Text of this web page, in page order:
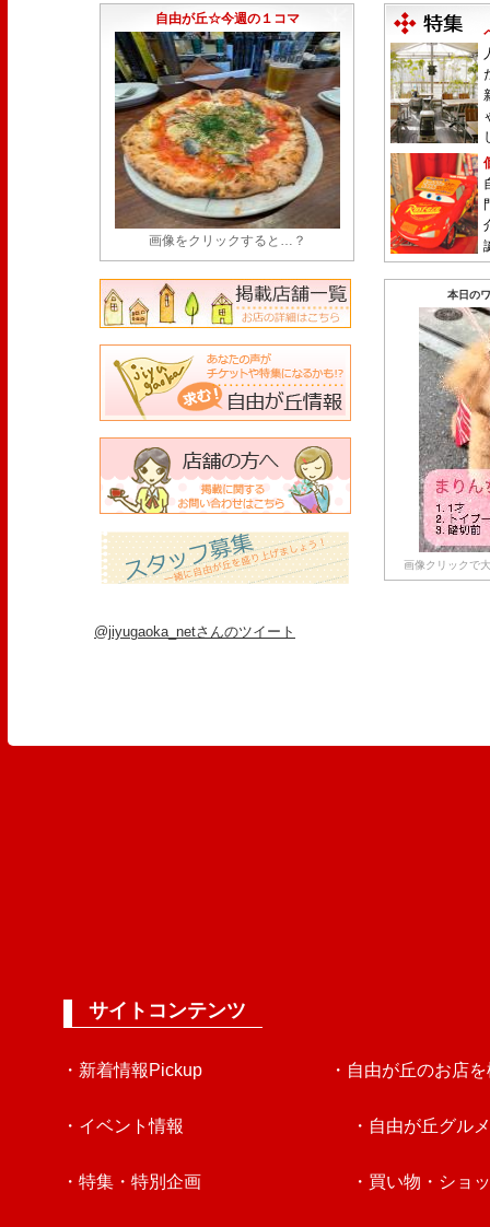
永久パス配布も！
自由が丘☆今週の１コマ
画像をクリックすると…？
本日の
画像クリックで
@jiyugaoka_netさんのツイート
サイトコンテンツ
・新着情報Pickup
・イベント情報
・特集・特別企画
・自由が丘のお店
・自由が丘グルメ
・買い物・ショ